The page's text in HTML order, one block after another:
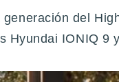
del
Hyundai IONIQ 9